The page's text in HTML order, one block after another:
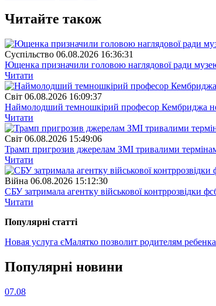
Читайте також
Суспiльство 06.08.2026 16:36:31
Ющенка призначили головою наглядової ради
Читати
Свiт 06.08.2026 16:09:37
Наймолодший темношкірий професор Кембриджа
Читати
Свiт 06.08.2026 15:49:06
Трамп пригрозив джерелам ЗМІ тривалими
Читати
Війна 06.08.2026 15:12:30
СБУ затримала агентку військової контррозвідки
Читати
Популярнi статтi
Новая услуга єМалятко позволит родителям
Популярнi новини
07.08